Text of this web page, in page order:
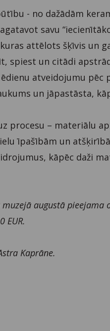
- no dažādām
savu
attēlots šķīvis un
spiest un citādi
atveidojumu pēc
un jāpastāsta,
procesu – materiālu
īpašībām un
kāpēc daži
augustā pieejama
EUR.
Kaprāne.